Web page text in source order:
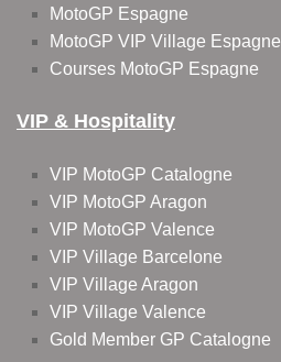
MotoGP Espagne
MotoGP VIP Village Espagne
Courses MotoGP Espagne
VIP & Hospitality
VIP MotoGP Catalogne
VIP MotoGP Aragon
VIP MotoGP Valence
VIP Village Barcelone
VIP Village Aragon
VIP Village Valence
Gold Member GP Catalogne